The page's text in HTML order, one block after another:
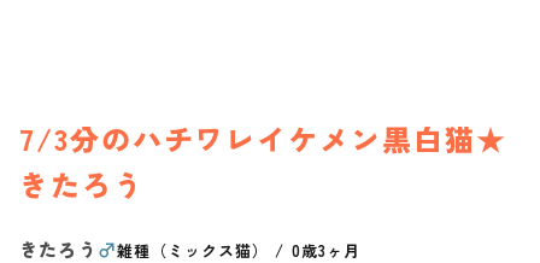
7/3分のハチワレイケメン黒白猫★
きたろう
きたろう ♂雑種（ミックス猫） / 0歳3ヶ月